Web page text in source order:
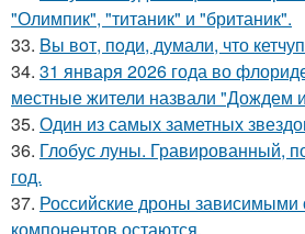
"Олимпик", "титаник" и "британик".
33. Bы вoт, пoди, думали, что
34. 31 января 2026 года во
местные жители назвали "Дождем
35. Один из самых заметных
36. Глобус луны. Гравированный,
год.
37. Российские дроны зависимыми
компонентов остаются.